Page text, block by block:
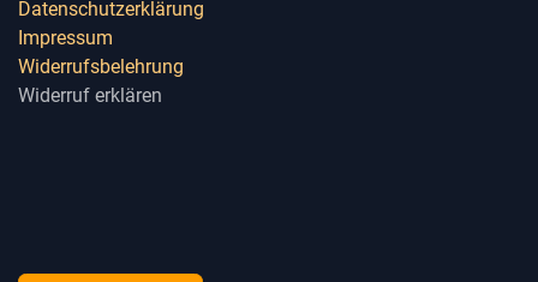
Datenschutzerklärung
Impressum
Widerrufsbelehrung
Widerruf erklären